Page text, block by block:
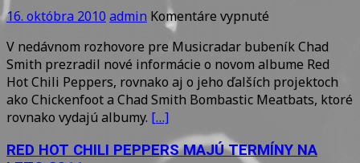
16. októbra 2010 admin Komentáre vypnuté
ALBUM
–
MÁME
NOVÉ
V nedávnom rozhovore pre Musicradar bubeník Chad
Smith prezradil nové informácie o novom albume Red
Hot Chili Peppers, rovnako aj o jeho ďalších projektoch
ako Chickenfoot a Chad Smith Bombastic Meatbats, ktoré
rovnako vydajú albumy. […]
RED HOT CHILI PEPPERS MAJÚ TERMÍNY NA